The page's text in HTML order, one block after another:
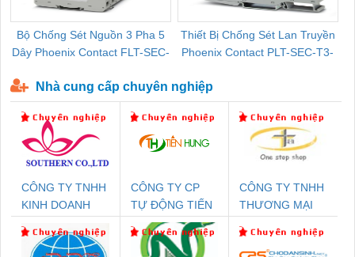
Bộ Chống Sét Nguồn 3 Pha 5
Dây Phoenix Contact FLT-SEC-
Thiết Bị Chống Sét Lan Truyền
Phoenix Contact PLT-SEC-T3-
Nhà cung cấp chuyên nghiệp
CÔNG TY TNHH
KINH DOANH
PHƯƠNG NAM
CÔNG TY CP
TỰ ĐỘNG TIẾN
HƯNG
CÔNG TY TNHH
THƯƠNG MẠI
NAM